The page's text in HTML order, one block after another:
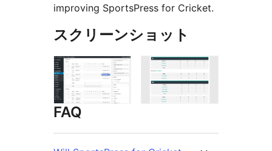
improving SportsPress for Cricket.
スクリーンショット
FAQ